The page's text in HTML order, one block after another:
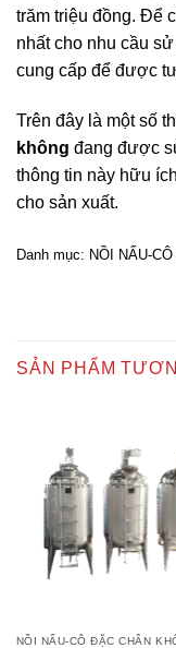
trăm triệu đồng. Để
nhất cho nhu cầu
cung cấp để được
Trên đây là một số
không đang được
thông tin này hữu
cho sản xuất.
Danh mục: NỒI NẤU-
SẢN PHẨM
NỒI NẤU-CÔ ĐẶC CHÂN